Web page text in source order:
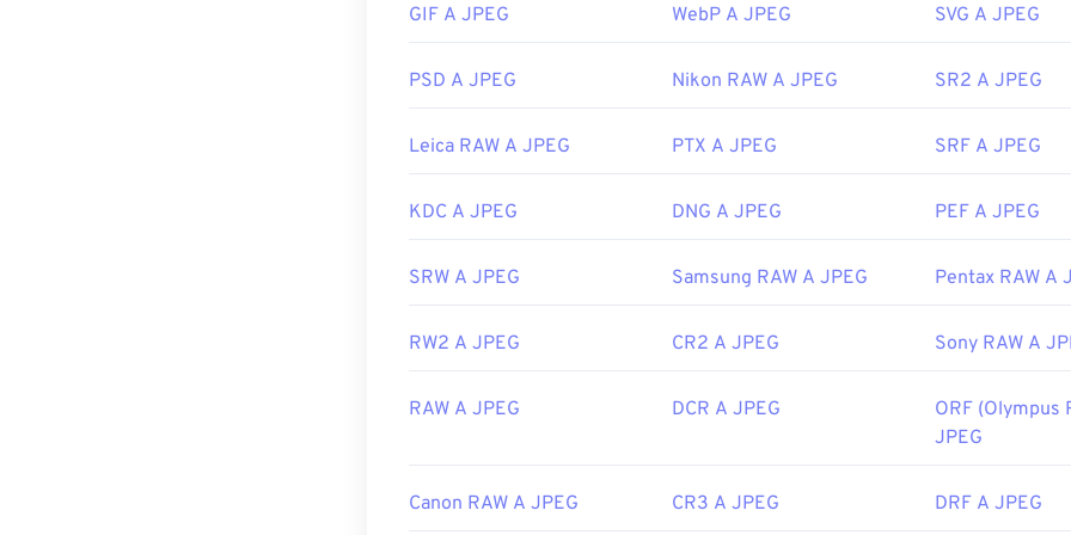
visualizzatore di immagini, nell'editor di immagini o nel browser web
mouse e selezionare "Apri con" per effettuare la selezione.
applicazioni Microsoft come
Microsoft Fotoe sulle applicazioni Mac OS come
Link utili:
https://www.lifewire.com/jpg-jpeg-file-4139913
GIF A JPEG WebP A JPEG SVG A JPEG
PSD A JPEG Nikon RAW A JPEG SR2 A JPEG
Leica RAW A JPEG PTX A JPEG SRF A JPEG
KDC A JPEG DNG A JPEG PEF A JPEG
SRW A JPEG Samsung RAW A JPEG Pentax RAW A
RW2 A JPEG CR2 A JPEG Sony RAW A
RAW A JPEG DCR A JPEG
ORF (Olympus
JPEG
Canon RAW A JPEG CR3 A JPEG DRF A JPEG